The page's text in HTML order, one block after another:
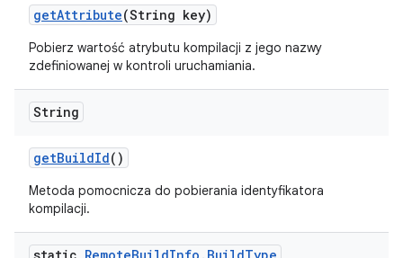
getAttribute(String key)
Pobierz wartość atrybutu kompilacji z jego nazwy
zdefiniowanej w kontroli uruchamiania.
String
getBuildId()
Metoda pomocnicza do pobierania identyfikatora
kompilacji.